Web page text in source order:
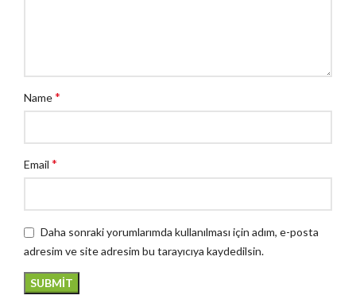
Name*
Email *
Daha sonraki yorumlarımda kullanılması için adım, e-posta
adresim ve site adresim bu tarayıcıya kaydedilsin.